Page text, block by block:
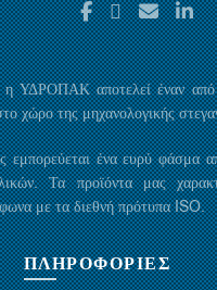
ΥΔΡΟΠΑΚ αποτελεί έναν από
χώρο της μηχανολογικής
εμπορεύεται ένα ευρύ φάσμα
Τα προϊόντα μας
με τα διεθνή πρότυπα ISO.
ΠΛΗΡΟΦΟΡΙΕΣ